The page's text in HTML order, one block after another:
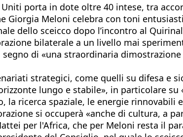
porta in dote oltre 40 intese, tra
Meloni celebra con toni
dello sceicco dopo l’incontro al
bilaterale a un livello mai
di «una straordinaria
strategici, come quelli su difesa e
lungo e stabile», in particolare
ricerca spaziale, le energie rinnovabili
si occuperà «anche di cultura, a
per l'Africa, che per Meloni resta il